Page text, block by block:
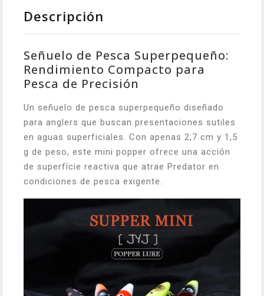
Descripción
Señuelo de Pesca Superpequeño:
Rendimiento Compacto para
Pesca de Precisión
Un señuelo de pesca superpequeño diseñado
para anglers que buscan presentaciones sutiles
en aguas superficiales. Con apenas 2,7 cm y 1,5
g de peso, este mini popper ofrece una acción
de superfície reactiva que atrae Predator en
condiciones de pesca exigente.